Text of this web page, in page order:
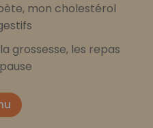
mon cholestérol
grossesse, les repas